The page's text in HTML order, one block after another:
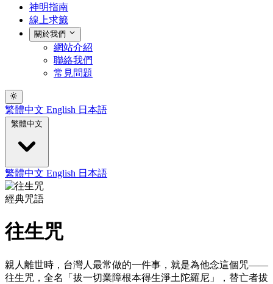
神明指南
線上求籤
關於我們
網站介紹
聯絡我們
常見問題
繁體中文 English 日本語
繁體中文
繁體中文 English 日本語
經典咒語
往生咒
親人離世時，台灣人最常做的一件事，就是為他念這個咒——
往生咒，全名「拔一切業障根本得生淨土陀羅尼」，替亡者拔